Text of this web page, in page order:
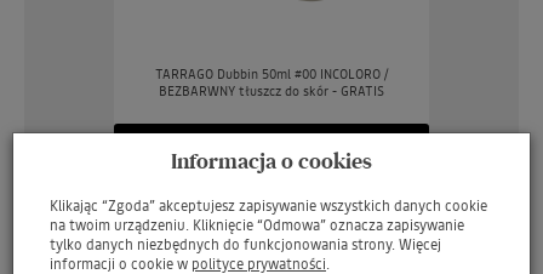
TARRAGO Dubbin 50ml #00 INCOLORO /
BEZBARWNY tłuszcz do skór - GRATIS
Informacja o cookies
Klikając “Zgoda” akceptujesz zapisywanie wszystkich danych cookie
na twoim urządzeniu. Kliknięcie “Odmowa” oznacza zapisywanie
tylko danych niezbędnych do funkcjonowania strony. Więcej
informacji o cookie w polityce prywatności